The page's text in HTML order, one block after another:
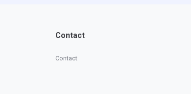
Contact
Contact